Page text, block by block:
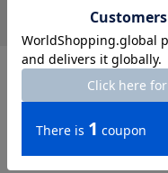
new
撥水ハンズフリースニーカー